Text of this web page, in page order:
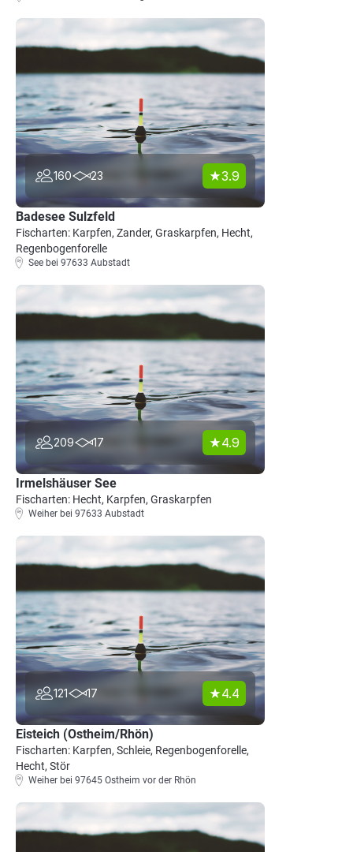
160 23 3.9
Badesee Sulzfeld
Fischarten: Karpfen, Zander, Graskarpfen, Hecht,
Regenbogenforelle
See bei 97633 Aubstadt
209 17 4.9
Irmelshäuser See
Fischarten: Hecht, Karpfen, Graskarpfen
Weiher bei 97633 Aubstadt
121 17 4.4
Eisteich (Ostheim/Rhön)
Fischarten: Karpfen, Schleie, Regenbogenforelle,
Hecht, Stör
Weiher bei 97645 Ostheim vor der Rhön